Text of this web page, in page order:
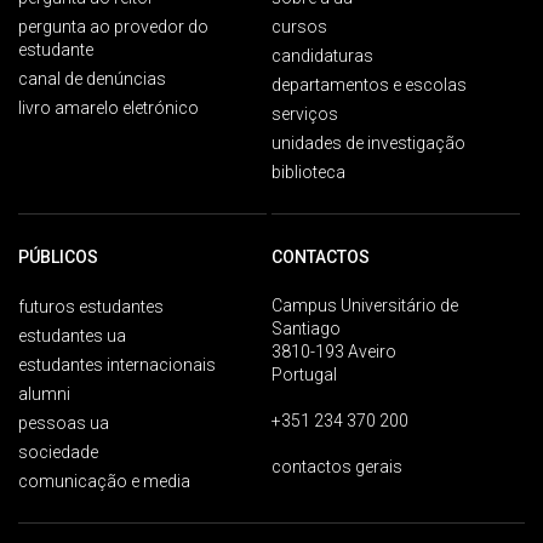
pergunta ao provedor do
estudante
canal de denúncias
livro amarelo eletrónico
cursos
candidaturas
departamentos e escolas
serviços
unidades de investigação
biblioteca
PÚBLICOS
futuros estudantes
estudantes ua
estudantes internacionais
alumni
pessoas ua
sociedade
comunicação e media
CONTACTOS
Campus Universitário de
Santiago
3810-193 Aveiro
Portugal
+351 234 370 200
contactos gerais